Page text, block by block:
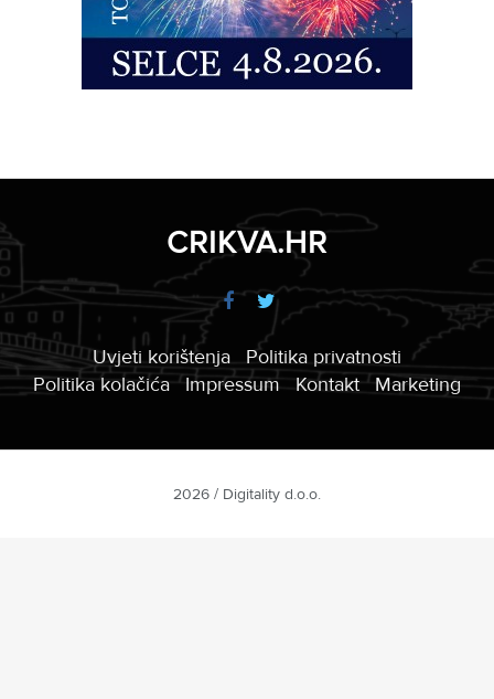
CRIKVA.HR
Uvjeti korištenja
Politika privatnosti
Politika kolačića
Impressum Kontakt Marketing
2026 / Digitality d.o.o.